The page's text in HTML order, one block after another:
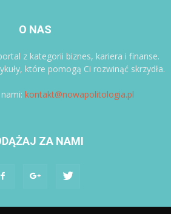
O NAS
z kategorii biznes, kariera i finanse.
które pomogą Ci rozwinąć skrzydła.
kontakt@nowapolitologia.pl
ZA NAMI